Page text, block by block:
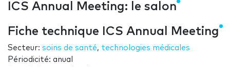
ICS Annual Meeting: le salon
Fiche technique ICS Annual Meeting
Secteur: soins de santé, technologies médicales
Périodicité: anual